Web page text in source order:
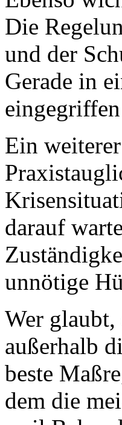
Die
und der
Gerade in
Ein
darauf
unnötige
Wer glaubt,
außerhalb
beste
dem die